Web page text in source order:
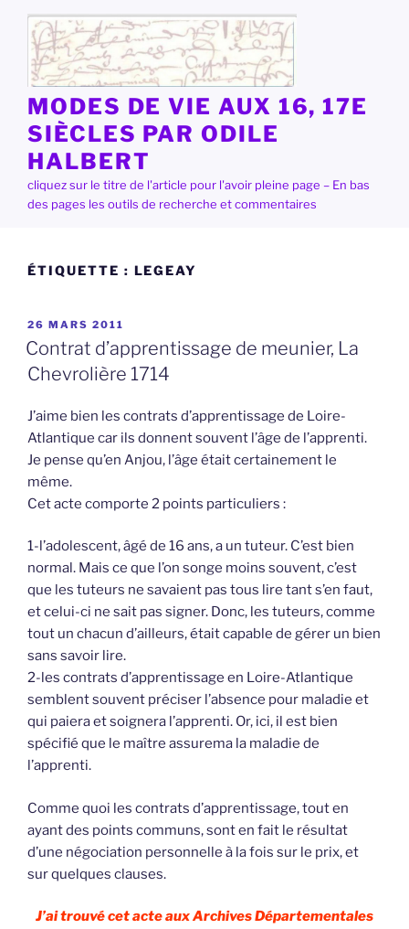
contenu
principal
MODES DE VIE AUX 16, 17E
SIÈCLES PAR ODILE
HALBERT
cliquez sur le titre de l'article pour l'avoir pleine page – En bas
des pages les outils de recherche et commentaires
ÉTIQUETTE : LEGEAY
PUBLIÉ
LE
26 MARS 2011
Contrat d’apprentissage de meunier, La
Chevrolière 1714
J’aime bien les contrats d’apprentissage de Loire-
Atlantique car ils donnent souvent l’âge de l’apprenti.
Je pense qu’en Anjou, l’âge était certainement le
même.
Cet acte comporte 2 points particuliers :
1-l’adolescent, âgé de 16 ans, a un tuteur. C’est bien
normal. Mais ce que l’on songe moins souvent, c’est
que les tuteurs ne savaient pas tous lire tant s’en faut,
et celui-ci ne sait pas signer. Donc, les tuteurs, comme
tout un chacun d’ailleurs, était capable de gérer un bien
sans savoir lire.
2-les contrats d’apprentissage en Loire-Atlantique
semblent souvent préciser l’absence pour maladie et
qui paiera et soignera l’apprenti. Or, ici, il est bien
spécifié que le maître assurema la maladie de
l’apprenti.
Comme quoi les contrats d’apprentissage, tout en
ayant des points communs, sont en fait le résultat
d’une négociation personnelle à la fois sur le prix, et
sur quelques clauses.
J’ai trouvé cet acte aux Archives Départementales